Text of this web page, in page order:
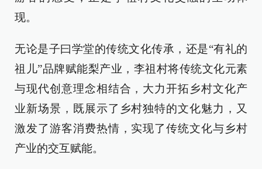
现。
无论是子曰学堂的传统文化传承，还是“有礼的
祖儿”品牌赋能梨产业，李祖村将传统文化元素
与现代创意理念相结合，大力开拓乡村文化产
业新场景，既展示了乡村独特的文化魅力，又
激发了游客消费热情，实现了传统文化与乡村
产业的交互赋能。